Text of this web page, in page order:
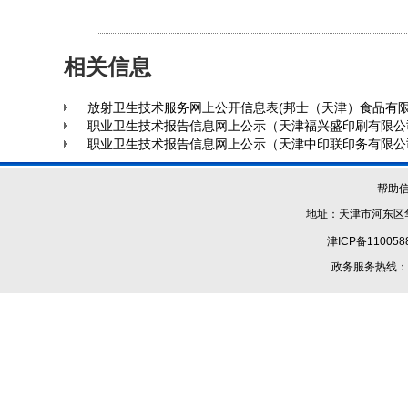
相关信息
放射卫生技术服务网上公开信息表(邦士（天津）食品有
职业卫生技术报告信息网上公示（天津福兴盛印刷有限
职业卫生技术报告信息网上公示（天津中印联印务有限
帮助
地址：天津市河
津ICP备
政务服务热线